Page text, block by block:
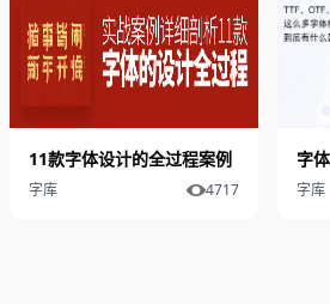
11款字体设计的全过程案例
字库 4717
字
字库